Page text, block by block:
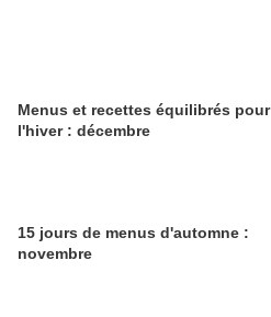
Menus et recettes équilibrés pour
l'hiver : décembre
15 jours de menus d'automne :
novembre